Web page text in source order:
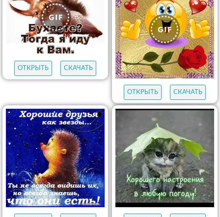
ОТКРЫТЬ СКАЧАТЬ
ОТКРЫТЬ СКАЧАТЬ